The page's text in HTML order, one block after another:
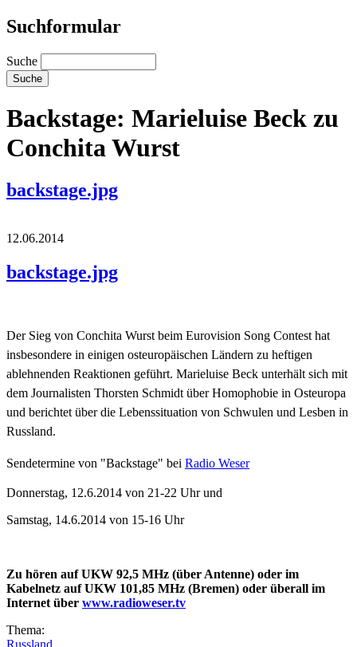
Suchformular
Suche
Backstage: Marieluise Beck zu
Conchita Wurst
backstage.jpg
12.06.2014
backstage.jpg
Der Sieg von Conchita Wurst beim Eurovision Song Contest hat
insbesondere in einigen osteuropäischen Ländern zu heftigen
ablehnenden Reaktionen geführt. Marieluise Beck unterhält sich mit
dem Journalisten Thorsten Schmidt über Homophobie in Osteuropa
und berichtet über die Lebenssituation von Schwulen und Lesben in
Russland.
Sendetermine von "Backstage" bei Radio Weser
Donnerstag, 12.6.2014 von 21-22 Uhr und
Samstag, 14.6.2014 von 15-16 Uhr
Zu hören auf UKW 92,5 MHz (über Antenne) oder im
Kabelnetz auf UKW 101,85 MHz (Bremen) oder überall im
Internet über www.radioweser.tv
Thema:
Russland